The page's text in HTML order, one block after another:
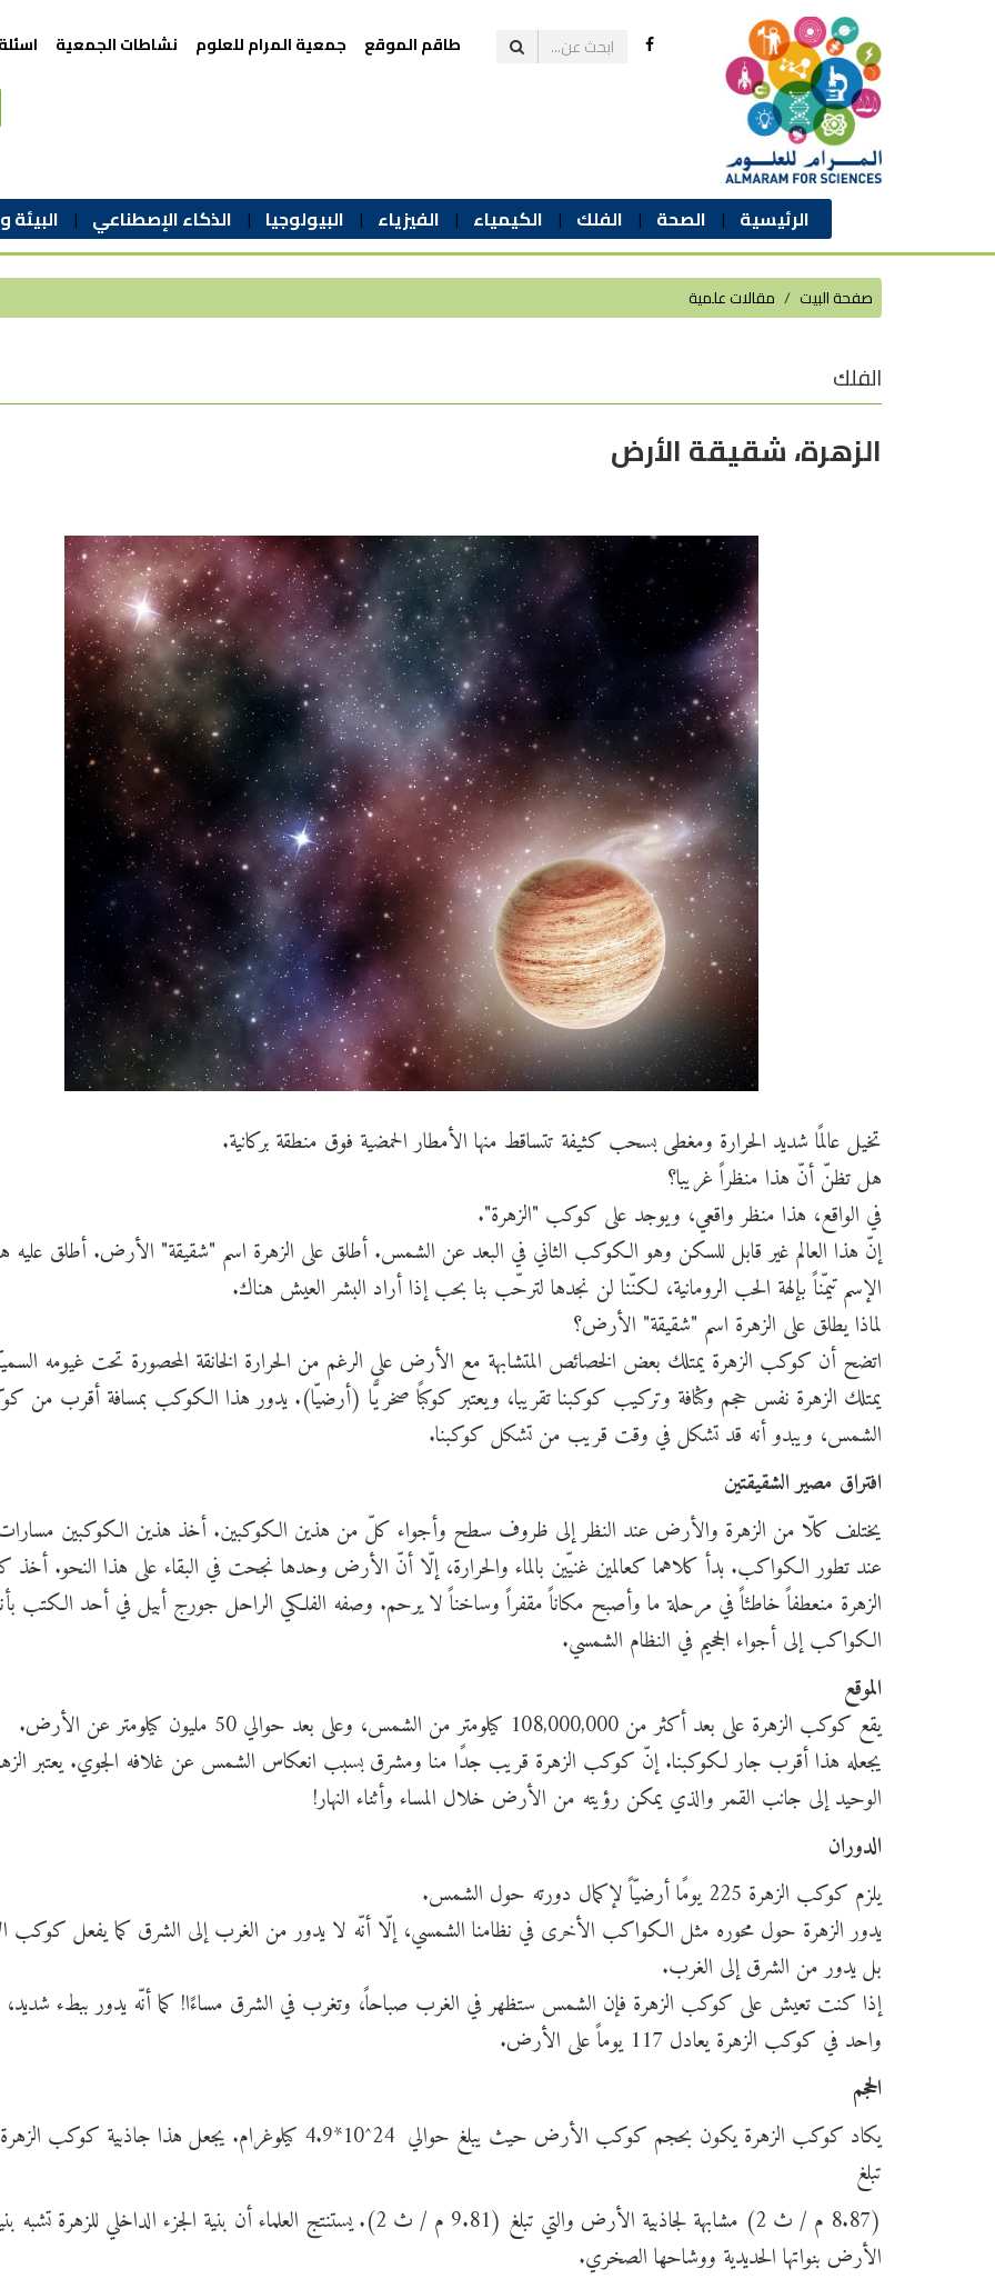
الرئيسية الصحة الفلك الكيمياء الفيزياء البيولوجيا الذكاء الإصطناعي البيئة
طاقم الموقع جمعية المرام للعلوم نشاطات الجمعية
صفحة البيت مقالات علمية
الفلك
الزهرة، شقيقة الأرض
تخيل عالمًا شديد الحرارة ومغطى بسحب كثيفة تتساقط منها الأمطار الحمضية فوق منطقة بركانية.
هل تظنّ أنّ هذا منظراً غريبا؟
في الواقع، هذا منظر واقعي، ويوجد على كوكب "الزهرة".
إنّ هذا العالم غير قابل للسكن وهو الكوكب الثاني في البعد عن الشمس. أطلق على الزهرة اسم "شقيقة" الأرض. أطلق عليه
الإسم تيمّناً بإلهة الحب الرومانية، لكنّنا لن نجدها لترحّب بنا بحب إذا أراد البشر العيش هناك.
لماذا يطلق على الزهرة اسم "شقيقة" الأرض؟
اتضح أن كوكب الزهرة يمتلك بعض الخصائص المتشابهة مع الأرض على الرغم من الحرارة الخانقة المحصورة تحت غيومه
يمتلك الزهرة نفس حجم وكثافة وتركيب كوكبنا تقريبا، ويعتبر كوكبًا صخريًّا (أرضيّا). يدور هذا الكوكب بمسافة أقرب من
الشمس، ويبدو أنه قد تشكل في وقت قريب من تشكل كوكبنا.
افتراق مصير الشقيقتين
يختلف كلّا من الزهرة والأرض عند النظر إلى ظروف سطح وأجواء كلّ من هذين الكوكبين. أخذ هذين الكوكبين مسارات
عند تطور الكواكب. بدأ كلاهما كعالمين غنيّين بالماء والحرارة، إلّا أنّ الأرض وحدها نجحت في البقاء على هذا النحو.
الزهرة منعطفاً خاطئاً في مرحلة ما وأصبح مكاناً مقفراً وساخناً لا يرحم. وصفه الفلكي الراحل جورج أبيل في أحد الكتب
الكواكب إلى أجواء الجحيم في النظام الشمسي.
الموقع
يقع كوكب الزهرة على بعد أكثر من 108,000,000 كيلومتر من الشمس، وعلى بعد حوالي 50 مليون كيلومتر عن الأرض.
يجعله هذا أقرب جار لكوكبنا. إنّ كوكب الزهرة قريب جدًا منا ومشرق بسبب انعكاس الشمس عن غلافه الجوي. يعتبر
الوحيد إلى جانب القمر والذي يمكن رؤيته من الأرض خلال المساء وأثناء النهار!
الدوران
يلزم كوكب الزهرة 225 يومًا أرضيّاً لإكمال دورته حول الشمس.
يدور الزهرة حول محوره مثل الكواكب الأخرى في نظامنا الشمسي، إلّا أنّه لا يدور من الغرب إلى الشرق كما يفعل
بل يدور من الشرق إلى الغرب.
إذا كنت تعيش على كوكب الزهرة فإن الشمس ستظهر في الغرب صباحاً، وتغرب في الشرق مساءًا! كما أنّه يدور ببطء شديد،
واحد في كوكب الزهرة يعادل 117 يوماً على الأرض.
الحجم
يكاد كوكب الزهرة يكون بحجم كوكب الأرض حيث يبلغ حوالي 24^10*4.9 كيلوغرام. يجعل هذا جاذبية
تبلغ
(8.87 م / ث 2) مشابهة لجاذبية الأرض والتي تبلغ (9.81 م / ث 2). يستنتج العلماء أن بنية الجزء الداخلي للزهرة تشبه
الأرض بنواتها الحديدية ووشاحها الصخري.